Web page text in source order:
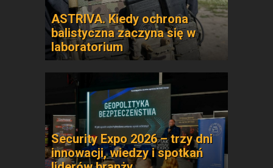
ASTRIVA. Kiedy ochrona
balistyczna zaczyna się w
laboratorium
Security Expo 2026 – trzy dni
innowacji, wiedzy i spotkań